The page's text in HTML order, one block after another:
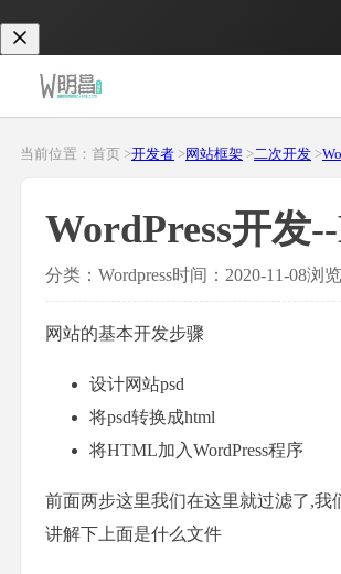
当前位置：首页 >开发者 >网站框架 >二次开发 >
WordPress开发
分类：Wordpress时间：2020-11-08浏
网站的基本开发步骤
设计网站psd
将psd转换成html
将HTML加入WordPress程序
前面两步这里我们在这里就过滤了,我
讲解下上面是什么文件